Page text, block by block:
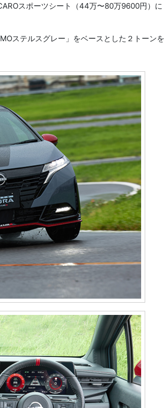
スポーツシート（44万〜80万9600円）に
ステルスグレー」をベースとした２トーンを